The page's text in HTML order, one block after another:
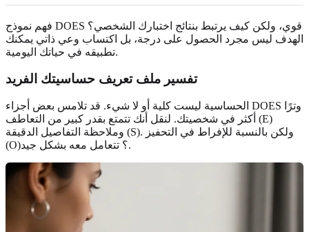
فهم نموذج DOES قوي، ولكن كيف يرتبط بنتائج اختبارك الشخصي؟
الهدف ليس مجرد الحصول على درجة، بل اكتساب وعي ذاتي يمكنك
تطبيقه في حياتك اليومية.
تفسير ملف تعريف حساسيتك الفريد
الحساسية ليست كلية أو لا شيء. قد تلامس بعض أجزاء DOES وترًا
أكثر في شخصيتك. لنقل أنك تتمتع بقدر كبير من التعاطف (E)
وملاحظة التفاصيل الدقيقة (S). ولكن بالنسبة للإفراط في التحفيز
(O)؟ تتعامل معه بشكل جيد.